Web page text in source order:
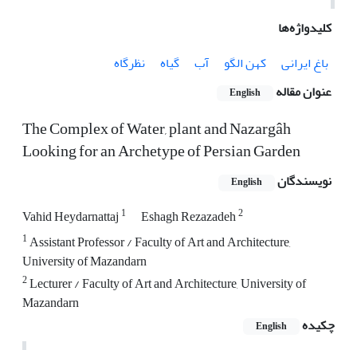
کلیدواژه‌ها
باغ ایرانی
کهن الگو آب گیاه
نظرگاه
عنوان مقاله
English
The Complex of Water, plant and Nazargâh
Looking for an Archetype of Persian Garden
نویسندگان English
Vahid Heydarnattaj 1 Eshagh Rezazadeh2
1Assistant Professor / Faculty of Art and Architecture,
University of Mazandarn
2Lecturer / Faculty of Art and Architecture, University of
Mazandarn
چکیده
English